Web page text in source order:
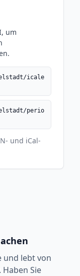
um
icale
perio
und iCal-
und lebt von
Sie